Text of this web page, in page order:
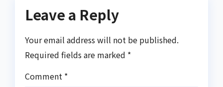
Leave a Reply
Your email address will not be published.
Required fields are marked *
Comment *